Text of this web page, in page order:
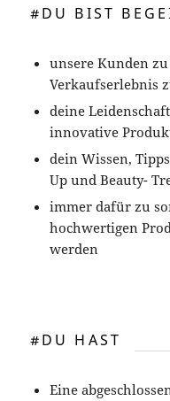
#DU BIST
unsere Kunden
Verkaufserlebnis
deine
innovative
dein Wissen,
Up und Beauty-
immer dafür zu
hochwertigen
werden
#DU HAST
Eine